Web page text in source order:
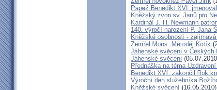
Papež Benedikt XVI.
Kněžský zvon sv. Janů pro
Kardinál J. H. Newmann
140. výročí narození P. Jana
Kněžské osobnosti -
Zemřel Mons. Metoděj Kotík
Jáhenské svěcení v Českých
Jáhenské svěcení
Přednáška na téma
Benedikt XVI. zakončil Rok
Výroční den služebníka
Kněžské svěcení (16.05.2010)